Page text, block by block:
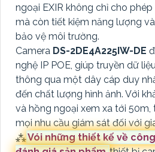
ngoại EXIR không chỉ cho
mà còn tiết kiệm năng lượng
bảo vệ môi trường.
Camera DS-2DE4A225IW-DE
nghệ IP POE, giúp truyền dữ
thông qua một dây cáp duy
đến chất lượng hình ảnh. Với
và hồng ngoại xem xa tới 50m,
mọi nhu cầu giám sát đối với
⁂Vói những thiết kế về